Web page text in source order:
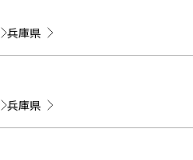
兵庫県
兵庫県